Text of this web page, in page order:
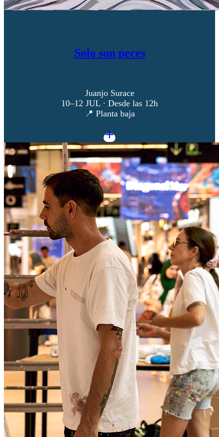
Solo son peces
Juanjo Surace
10–12 JUL · Desde las 12h
📍 Planta baja